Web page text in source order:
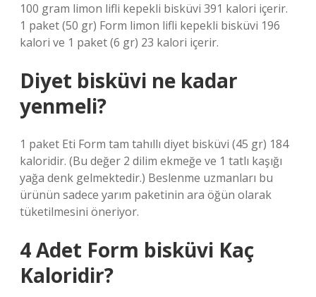
100 gram limon lifli kepekli bisküvi 391 kalori içerir.
1 paket (50 gr) Form limon lifli kepekli bisküvi 196
kalori ve 1 paket (6 gr) 23 kalori içerir.
Diyet bisküvi ne kadar
yenmeli?
1 paket Eti Form tam tahıllı diyet bisküvi (45 gr) 184
kaloridir. (Bu değer 2 dilim ekmeğe ve 1 tatlı kaşığı
yağa denk gelmektedir.) Beslenme uzmanları bu
ürünün sadece yarım paketinin ara öğün olarak
tüketilmesini öneriyor.
4 Adet Form bisküvi Kaç
Kaloridir?